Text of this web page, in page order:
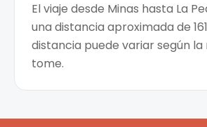
El viaje desde Minas hasta La
una distancia aproximada de
distancia puede variar según la
tome.